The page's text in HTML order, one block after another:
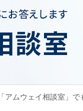
ムウェイ相談室」で